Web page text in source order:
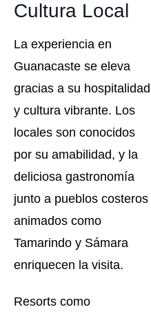
Cultura Local
La experiencia en
Guanacaste se eleva
gracias a su hospitalidad
y cultura vibrante. Los
locales son conocidos
por su amabilidad, y la
deliciosa gastronomía
junto a pueblos costeros
animados como
Tamarindo y Sámara
enriquecen la visita.
Resorts como